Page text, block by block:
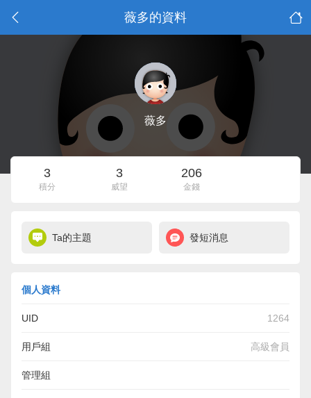
薇多的資料
薇多
3
積分
3
威望
206
金錢
Ta的主題 發短消息
個人資料
UID 1264
用戶組 高級會員
管理組